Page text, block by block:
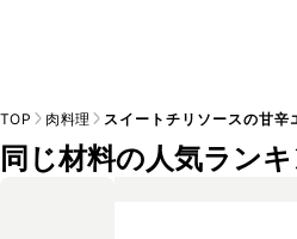
TOP 肉料理 スイートチリソースの甘辛
同じ材料の人気ラン